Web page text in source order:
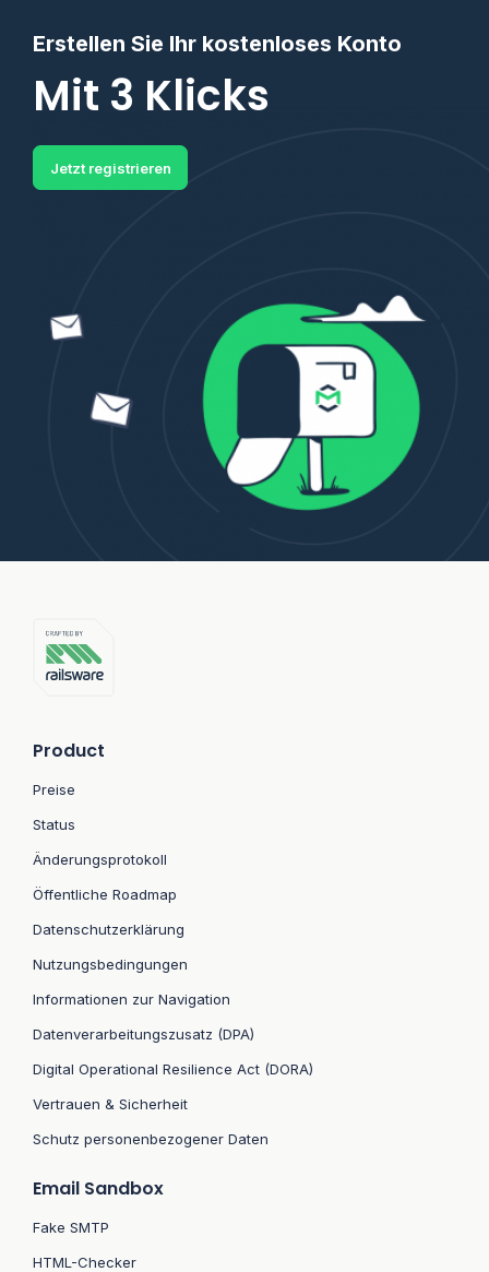
Erstellen Sie Ihr kostenloses Konto
Mit 3 Klicks
Jetzt registrieren
Product
Preise
Status
Änderungsprotokoll
Öffentliche Roadmap
Datenschutzerklärung
Nutzungsbedingungen
Informationen zur Navigation
Datenverarbeitungszusatz (DPA)
Digital Operational Resilience Act (DORA)
Vertrauen & Sicherheit
Schutz personenbezogener Daten
Email Sandbox
Fake SMTP
HTML-Checker